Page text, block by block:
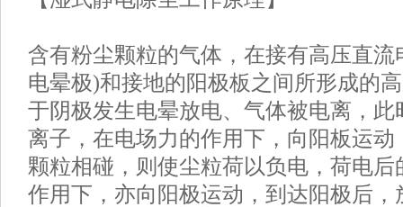
含有粉尘颗粒的气体，在接有高压直
电晕极)和接地的阳极板之间所形成的
于阴极发生电晕放电、气体被电离，此
离子，在电场力的作用下，向阳板运动
颗粒相碰，则使尘粒荷以负电，荷电
作用下，亦向阳极运动，到达阳极后，